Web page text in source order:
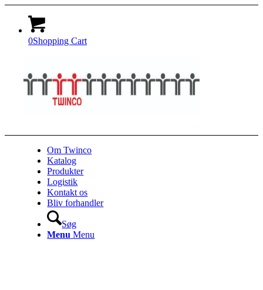
0Shopping Cart
Om Twinco
Katalog
Produkter
Logistik
Kontakt os
Bliv forhandler
Søg
Menu Menu